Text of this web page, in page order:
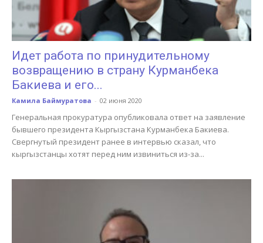
Идет работа по принудительному
возвращению в страну Курманбека
Бакиева и его...
Камила Баймуратова - 02 июня 2020
Генеральная прокуратура опубликовала ответ на заявление
бывшего президента Кыргызстана Курманбека Бакиева.
Свергнутый президент ранее в интервью сказал, что
кыргызстанцы хотят перед ним извиниться из-за...